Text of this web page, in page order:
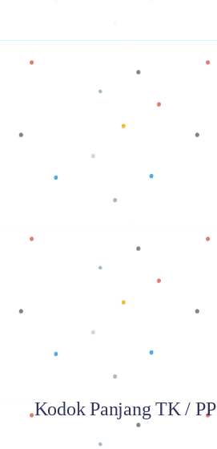
Baca selengkapnya
Kodok Panjang TK / PP